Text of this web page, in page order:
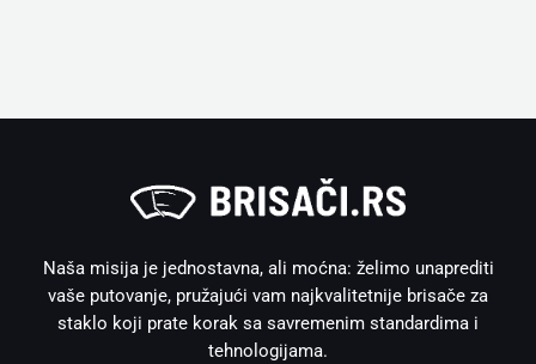
Naša misija je jednostavna, ali moćna: želimo unaprediti
vaše putovanje, pružajući vam najkvalitetnije brisače za
staklo koji prate korak sa savremenim standardima i
tehnologijama.